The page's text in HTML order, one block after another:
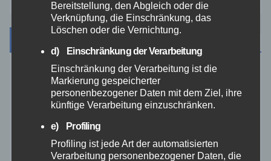
Aktuelles
Allgemein
Altenkirchen
Bereitstellung, den Abgleich oder die
Verknüpfung, die Einschränkung, das
Löschen oder die Vernichtung.
d) Einschränkung der Verarbeitung
Einschränkung der Verarbeitung ist die
Markierung gespeicherter
personenbezogener Daten mit dem Ziel, ihre
künftige Verarbeitung einzuschränken.
e) Profiling
Profiling ist jede Art der automatisierten
Verarbeitung personenbezogener Daten, die